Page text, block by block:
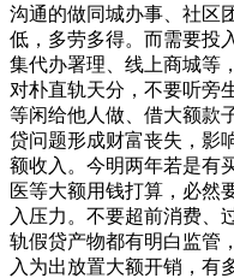
沟通的做同城办事、社区
低，多劳多得。而需要投
集代办署理、线上商城等
对朴直轨天分，不要听旁
等闲给他人做、借大额款
贷问题形成财富丧失，影
额收入。今明两年若是有
医等大额用钱打算，必然
入压力。不要超前消费、
轨假贷产物都有明白监管
入为出放置大额开销，有